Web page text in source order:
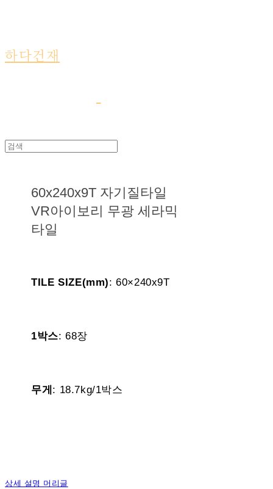
하다건재
60x240x9T 자기질타일
VR아이보리 무광 세라믹
타일
TILE SIZE(mm): 60×240x9T
1박스: 68장
무게 : 18.7kg/1박스
상세 설명 머리글